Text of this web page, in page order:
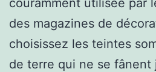
des magazines de
choisissez les teintes
de terre qui ne se fânent